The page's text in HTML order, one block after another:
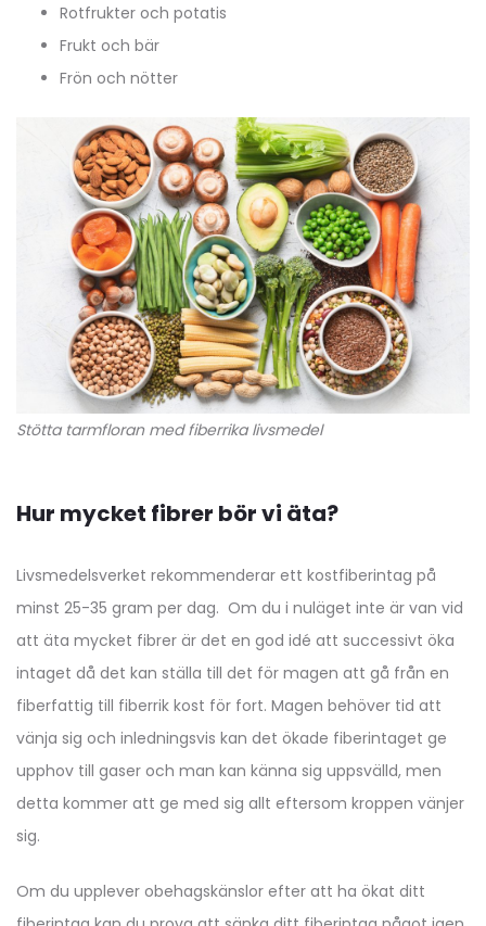
Rotfrukter och potatis
Frukt och bär
Frön och nötter
Stötta tarmfloran med fiberrika livsmedel
Hur mycket fibrer bör vi äta?
Livsmedelsverket rekommenderar ett kostfiberintag på
minst 25-35 gram per dag. Om du i nuläget inte är van vid
att äta mycket fibrer är det en god idé att successivt öka
intaget då det kan ställa till det för magen att gå från en
fiberfattig till fiberrik kost för fort. Magen behöver tid att
vänja sig och inledningsvis kan det ökade fiberintaget ge
upphov till gaser och man kan känna sig uppsvälld, men
detta kommer att ge med sig allt eftersom kroppen vänjer
sig.
Om du upplever obehagskänslor efter att ha ökat ditt